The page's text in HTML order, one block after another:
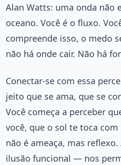
Alan Watts: uma onda não
oceano. Você é o fluxo.
compreende isso, o medo
não há onde cair. Não há
Conectar-se com essa
jeito que se ama, que se
Você começa a perceber
você, que o sol te toca
não é ameaça, mas
ilusão funcional — nos